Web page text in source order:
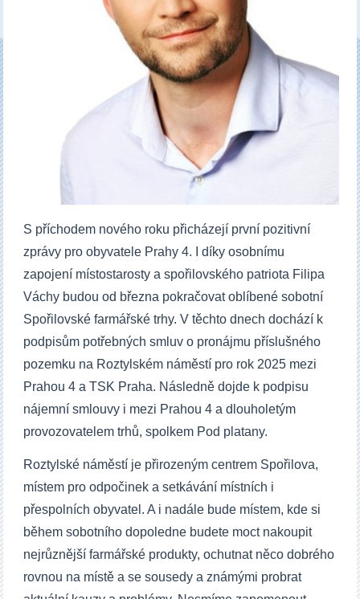
S příchodem nového roku přicházejí první pozitivní
zprávy pro obyvatele Prahy 4. I díky osobnímu
zapojení místostarosty a spořilovského patriota Filipa
Váchy budou od března pokračovat oblíbené sobotní
Spořilovské farmářské trhy. V těchto dnech dochází k
podpisům potřebných smluv o pronájmu příslušného
pozemku na Roztylském náměstí pro rok 2025 mezi
Prahou 4 a TSK Praha. Následně dojde k podpisu
nájemní smlouvy i mezi Prahou 4 a dlouholetým
provozovatelem trhů, spolkem Pod platany.
Roztylské náměstí je přirozeným centrem Spořilova,
místem pro odpočinek a setkávání místních i
přespolních obyvatel. A i nadále bude místem, kde si
během sobotního dopoledne budete moct nakoupit
nejrůznější farmářské produkty, ochutnat něco dobrého
rovnou na místě a se sousedy a známými probrat